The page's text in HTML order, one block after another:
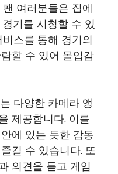
여러분들은 집에
기를 시청할 수 있
스를 통해 경기의
할 수 있어 몰입감
다양한 카메라 앵
제공합니다. 이를
에 있는 듯한 감동
길 수 있습니다. 또
의견을 듣고 게임